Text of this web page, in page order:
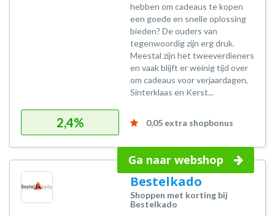
hebben om cadeaus te kopen
een goede en snelle oplossing
bieden? De ouders van
tegenwoordig zijn erg druk.
Meestal zijn het tweeverdieners
en vaak blijft er weinig tijd over
om cadeaus voor verjaardagen,
Sinterklaas en Kerst...
2,4% 0,05 extra shopbonus
Ga naar webshop
Bestelkado
Shoppen met korting bij
Bestelkado